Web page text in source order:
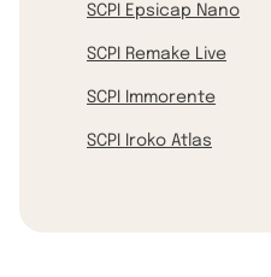
SCPI Epsicap Nano
SCPI Remake Live
SCPI Immorente
SCPI Iroko Atlas